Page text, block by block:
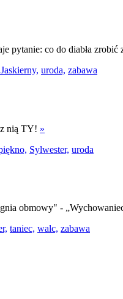
pytanie: co do diabła zrobić
uroda, zabawa
nią TY! »
Sylwester, uroda
obmowy" -
taniec, walc, zabawa